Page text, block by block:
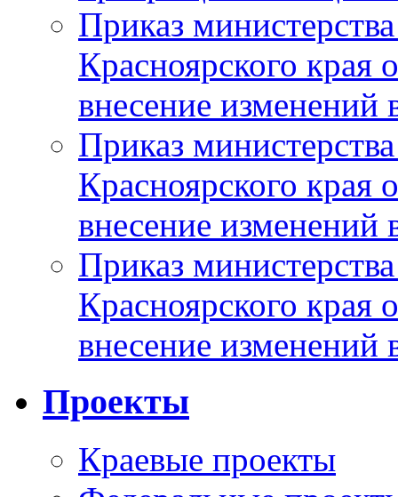
Приказ
Красноярского
внесение изменений
Приказ
Красноярского
внесение изменений
Приказ
Красноярского
внесение изменений
Проекты
Краевые проекты